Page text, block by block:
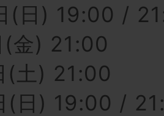
(日) 19:00 /
(金) 21:00
(土) 21:00
(日) 19:00 /